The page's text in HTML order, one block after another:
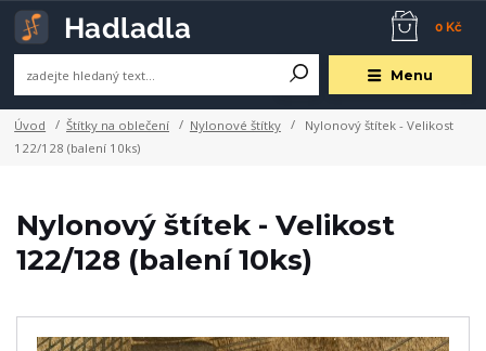
Menu
0 Kč
Úvod Štítky na oblečení Nylonové štítky
Nylonový štítek - Velikost
122/128 (balení 10ks)
Nylonový štítek - Velikost
122/128 (balení 10ks)